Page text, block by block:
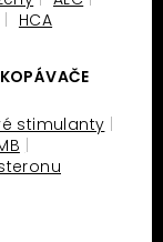
HCA
stimulanty